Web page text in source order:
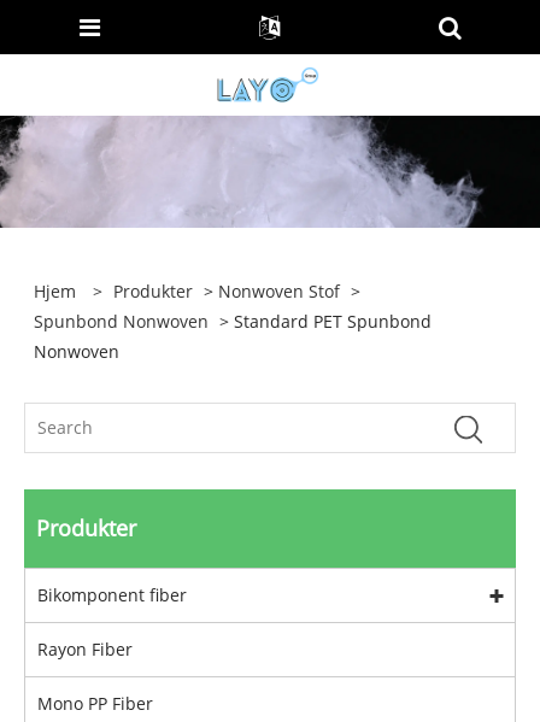
Hjem > Produkter > Nonwoven Stof >
Spunbond Nonwoven > Standard PET Spunbond
Nonwoven
Produkter
Bikomponent fiber
Rayon Fiber
Mono PP Fiber